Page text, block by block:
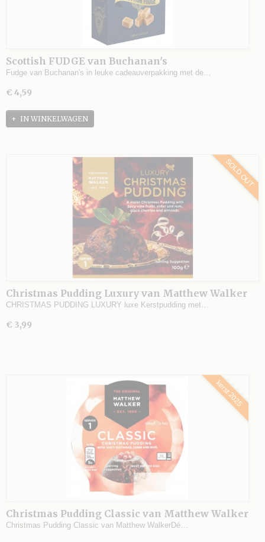
Scottish FUDGE van Buchanan's
Fudge van Buchanan's in leuke cadeauverpakking met de…
€ 4,59
IN WINKELWAGEN
SOLD OUT
Christmas Pudding Luxury van Matthew Walker
CHRISTMAS PUDDING LUXURY luxe Kerstpudding met…
€ 3,99
kerst 2025
Christmas Pudding Classic van Matthew Walker
Christmas Pudding Classic van Matthew WalkerDé…